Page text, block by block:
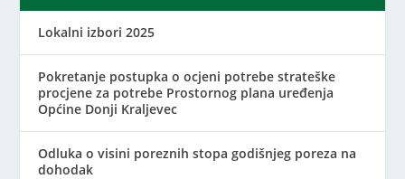
Lokalni izbori 2025
Pokretanje postupka o ocjeni potrebe strateške
procjene za potrebe Prostornog plana uređenja
Općine Donji Kraljevec
Odluka o visini poreznih stopa godišnjeg poreza na
dohodak